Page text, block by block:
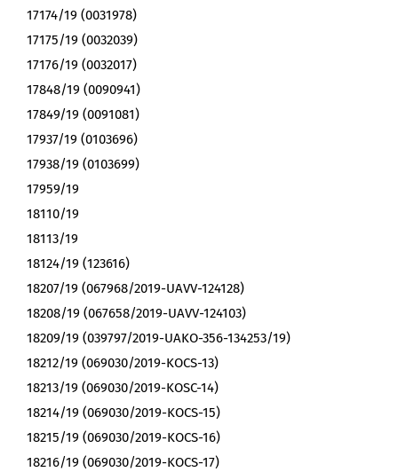
17174/19 (0031978)
17175/19 (0032039)
17176/19 (0032017)
17848/19 (0090941)
17849/19 (0091081)
17937/19 (0103696)
17938/19 (0103699)
17959/19
18110/19
18113/19
18124/19 (123616)
18207/19 (067968/2019-UAVV-124128)
18208/19 (067658/2019-UAVV-124103)
18209/19 (039797/2019-UAKO-356-134253/19)
18212/19 (069030/2019-KOCS-13)
18213/19 (069030/2019-KOSC-14)
18214/19 (069030/2019-KOCS-15)
18215/19 (069030/2019-KOCS-16)
18216/19 (069030/2019-KOCS-17)